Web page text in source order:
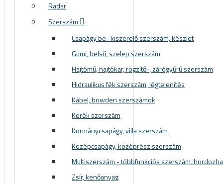
Radar
Szerszám
Csapágy be- kiszerelő szerszám, készlet
Gumi, belső, szelep szerszám
Hajtómű, hajtókar, rögzítő-, zárógyűrű szerszám
Hidraulikus fék szerszám, légtelenítés
Kábel, bowden szerszámok
Kerék szerszám
Kormánycsapágy, villa szerszám
Középcsapágy, középrész szerszám
Multiszerszám - többfunkciós szerszám,
Zsír, kenőanyag